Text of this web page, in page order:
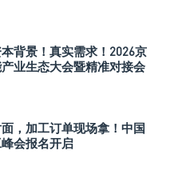
背景！真实需求！2026京
业生态大会暨精准对接会
，加工订单现场拿！中国
会报名开启